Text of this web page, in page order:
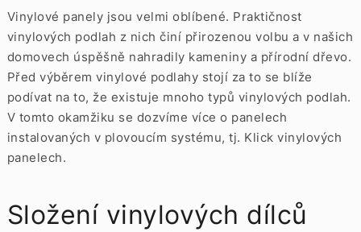
Vinylové panely jsou velmi oblíbené. Praktičnost
vinylových podlah z nich činí přirozenou volbu a v našich
domovech úspěšně nahradily kameniny a přírodní dřevo.
Před výběrem vinylové podlahy stojí za to se blíže
podívat na to, že existuje mnoho typů vinylových podlah.
V tomto okamžiku se dozvíme více o panelech
instalovaných v plovoucím systému, tj. Klick vinylových
panelech.
Složení vinylových dílců